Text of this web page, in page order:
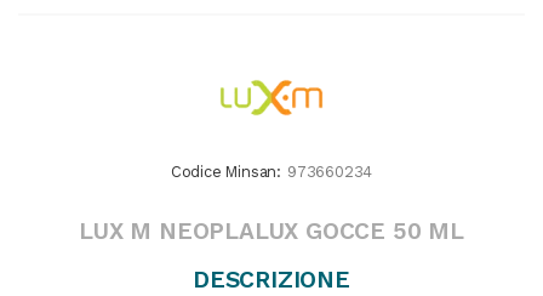
Codice Minsan: 973660234
LUX M NEOPLALUX GOCCE 50 ML
DESCRIZIONE